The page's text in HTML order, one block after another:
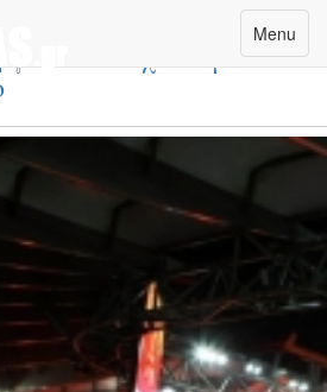
Menu
13:15
το παιχνίδι με